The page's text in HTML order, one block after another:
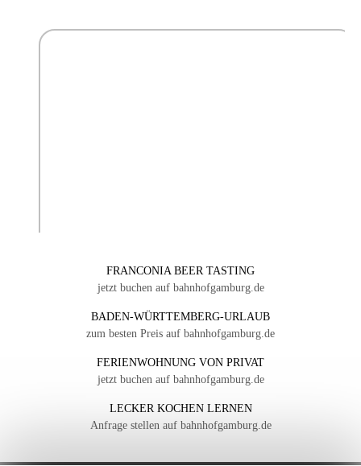
FRANCONIA BEER TASTING
jetzt buchen auf bahnhofgamburg.de
BADEN-WÜRTTEMBERG-URLAUB
zum besten Preis auf bahnhofgamburg.de
FERIENWOHNUNG VON PRIVAT
jetzt buchen auf bahnhofgamburg.de
LECKER KOCHEN LERNEN
Anfrage stellen auf bahnhofgamburg.de